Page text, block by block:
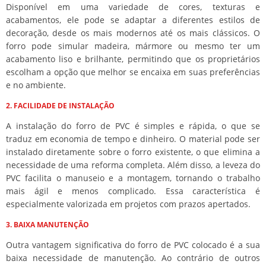
Disponível em uma variedade de cores, texturas e
acabamentos, ele pode se adaptar a diferentes estilos de
decoração, desde os mais modernos até os mais clássicos. O
forro pode simular madeira, mármore ou mesmo ter um
acabamento liso e brilhante, permitindo que os proprietários
escolham a opção que melhor se encaixa em suas preferências
e no ambiente.
2. FACILIDADE DE INSTALAÇÃO
A instalação do forro de PVC é simples e rápida, o que se
traduz em economia de tempo e dinheiro. O material pode ser
instalado diretamente sobre o forro existente, o que elimina a
necessidade de uma reforma completa. Além disso, a leveza do
PVC facilita o manuseio e a montagem, tornando o trabalho
mais ágil e menos complicado. Essa característica é
especialmente valorizada em projetos com prazos apertados.
3. BAIXA MANUTENÇÃO
Outra vantagem significativa do forro de PVC colocado é a sua
baixa necessidade de manutenção. Ao contrário de outros